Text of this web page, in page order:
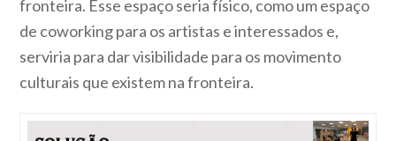
fronteira. Esse espaço seria físico, como um espaço
de coworking para os artistas e interessados e,
serviria para dar visibilidade para os movimento
culturais que existem na fronteira.